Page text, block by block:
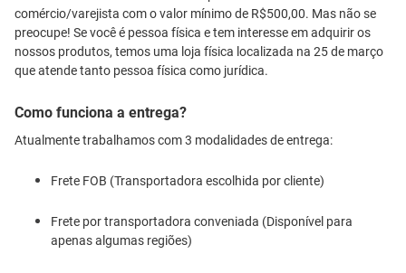
comércio/varejista com o valor mínimo de R$500,00. Mas não se
preocupe! Se você é pessoa física e tem interesse em adquirir os
nossos produtos, temos uma loja física localizada na 25 de março
que atende tanto pessoa física como jurídica.
Como funciona a entrega?
Atualmente trabalhamos com 3 modalidades de entrega:
Frete FOB (Transportadora escolhida por cliente)
Frete por transportadora conveniada (Disponível para
apenas algumas regiões)